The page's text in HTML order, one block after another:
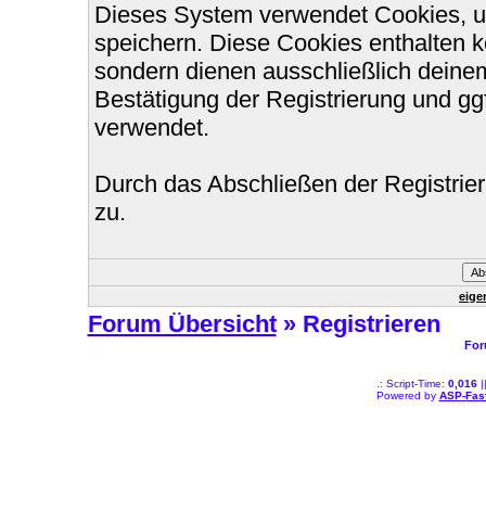
Dieses System verwendet Cookies,
speichern. Diese Cookies enthalten
sondern dienen ausschließlich
Bestätigung der Registrierung und
verwendet.
Durch das Abschließen der
zu.
Forum Übersicht» Registrieren
.: Script-Time: 0,016||
Powered by ASP-